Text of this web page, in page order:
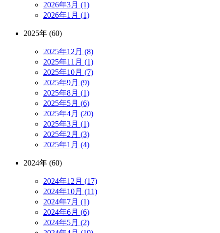
2026年3月 (1)
2026年1月 (1)
2025年 (60)
2025年12月 (8)
2025年11月 (1)
2025年10月 (7)
2025年9月 (9)
2025年8月 (1)
2025年5月 (6)
2025年4月 (20)
2025年3月 (1)
2025年2月 (3)
2025年1月 (4)
2024年 (60)
2024年12月 (17)
2024年10月 (11)
2024年7月 (1)
2024年6月 (6)
2024年5月 (2)